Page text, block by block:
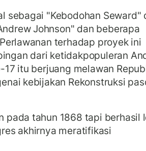
sebagai "Kebodohan Seward"
Johnson" dan beberapa
terhadap proyek ini
dari ketidakpopuleran
17 itu berjuang melawan
kebijakan Rekonstruksi
pada tahun 1868 tapi berhasil
akhirnya meratifikasi